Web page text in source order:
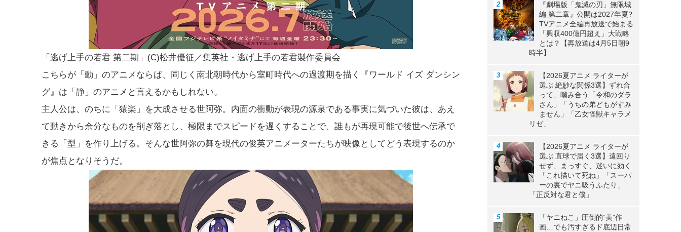
「逃げ上手の若君 第二期」(C)松井優征／集英社・逃げ上手の若君製作委員会
こちらが「動」のアニメならば、同じく南北朝時代から室町時代への過渡期を描く『ワールド イズ ダンシン
グ』は「静」のアニメと言えるかもしれない。
主人公は、のちに「猿楽」を大成させる世阿弥。内面の衝動が表現の源泉である事実に気づいた彼は、あえ
て動きから余分なものを削ぎ落とし、極限までスピードを遅くすることで、誰もが再現可能で後世へ伝承で
きる「型」を作り上げる。そんな世阿弥の舞を現代の俊英アニメーターたちが映像としてどう表現するのか
が焦点となりそうだ。
『劇場版「鬼滅の刃」無限城
編 第二章』公開は2027年夏?
TVアニメ全編再放送で始まる
「興収400億円超え」大戦略
とは？【再放送は4月5日朝9
時半】
【2026夏アニメ ライターが
選ぶ 絶妙な関係3選】ずれ合
って、噛み合う「令和のダラ
さん」「うちの弟どもがすみ
ません」「乙女怪獣キャラメ
リゼ」
【2026夏アニメ ライターが
選ぶ 直球で届く3選】遠回り
せず、まっすぐ、迷いに効く
「これ描いて死ね」「スーパ
ーの裏でヤニ吸うふたり」
「正反対な君と僕」
「ヤニねこ」圧倒的“美”作
画…でも汚すぎるド底辺日常